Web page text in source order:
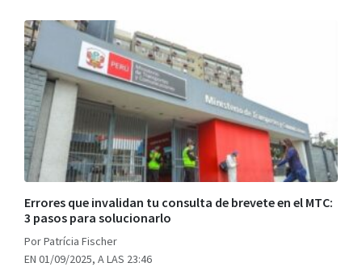
Errores que invalidan tu consulta de brevete en el MTC:
3 pasos para solucionarlo
Por Patrícia Fischer
EN 01/09/2025, A LAS 23:46